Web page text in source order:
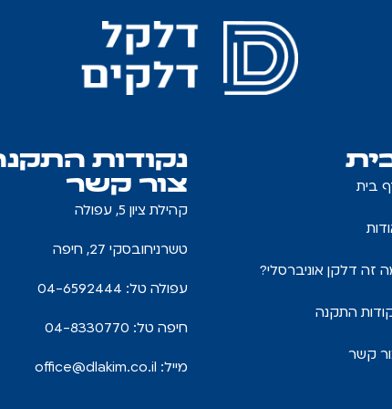
בית
זה דלקן אוניברסלי?
התקנה
קשר
נקודות
צור קשר
קהילת ציון 5, עפולה
טשרניחובסקי 27, חיפה
עפולה טל: 04-6592444
חיפה טל: 04-8330770
מייל: office@dlakim.co.il